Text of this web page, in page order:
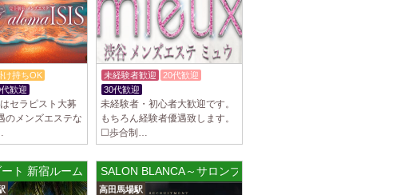
自由シフトで好きな時間に働ける 未経験者歓迎♪個
くり自分の好きな事ができます♪ 可愛い制服もご用
け持ちOK
歓迎
セラピスト大募
のメンズエステな
未経験者歓迎
20代歓迎
30代歓迎
未経験者・初心者大歓迎です。
もちろん経験者優遇致します。
☐歩合制…
ト 新宿ルーム SALON BLANCA～サロンブランカ 高田馬場ルーム
高田馬場駅